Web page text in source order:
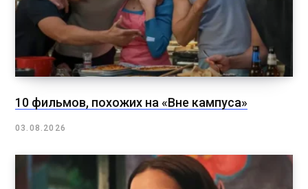
10 фильмов, похожих на «Вне кампуса»
03.08.2026